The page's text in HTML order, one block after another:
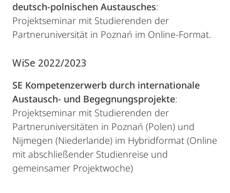
deutsch-polnischen Austausches:
Projektseminar mit Studierenden der
Partneruniversität in Poznań im Online-Format.
WiSe 2022/2023
SE Kompetenzerwerb durch internationale
Austausch- und Begegnungsprojekte:
Projektseminar mit Studierenden der
Partneruniversitäten in Poznań (Polen) und
Nijmegen (Niederlande) im Hybridformat (Online
mit abschließender Studienreise und
gemeinsamer Projektwoche)